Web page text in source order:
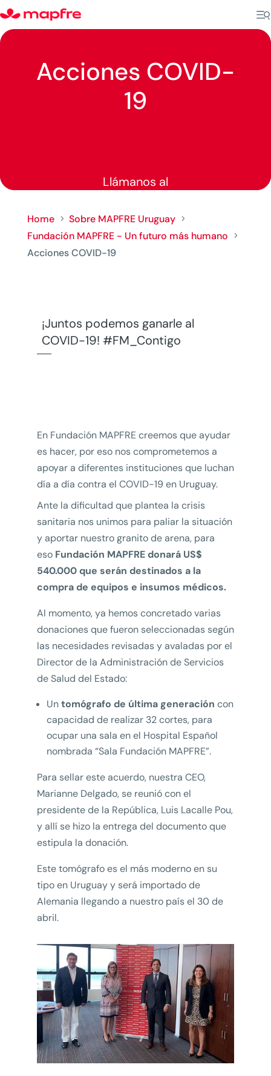
Acciones COVID-
19
Llámanos al
Home 5 Sobre MAPFRE Uruguay 5
Fundación MAPFRE - Un futuro más humano 5
Acciones COVID-19
¡Juntos podemos ganarle al
COVID-19! #FM_Contigo
En Fundación MAPFRE creemos que ayudar
es hacer, por eso nos comprometemos a
apoyar a diferentes instituciones que luchan
día a día contra el COVID-19 en Uruguay.
Ante la dificultad que plantea la crisis
sanitaria nos unimos para paliar la situación
y aportar nuestro granito de arena, para
eso Fundación MAPFRE donará US$
540.000 que serán destinados a la
compra de equipos e insumos médicos.
Al momento, ya hemos concretado varias
donaciones que fueron seleccionadas según
las necesidades revisadas y avaladas por el
Director de la Administración de Servicios
de Salud del Estado:
Untomógrafo de última generación con
capacidad de realizar 32 cortes, para
ocupar una sala en el Hospital Español
nombrada “Sala Fundación MAPFRE”.
Para sellar este acuerdo, nuestra CEO,
Marianne Delgado, se reunió con el
presidente de la República, Luis Lacalle Pou,
y allí se hizo la entrega del documento que
estipula la donación.
Este tomógrafo es el más moderno en su
tipo en Uruguay y será importado de
Alemania llegando a nuestro país el 30 de
abril.